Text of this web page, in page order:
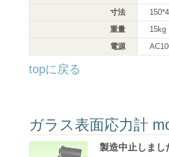
寸法
重量
15kg
電源
topに戻る
ガラス表面応力計
製造中止しまし